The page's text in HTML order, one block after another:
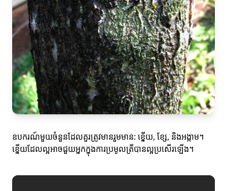
ឧបករណ៍មួយចំនួនដែលគួរត្រូវមានរួមមាន: ខ្នើយ, ខ្សែ, និងអង្កាម។
ខ្នើយដែលល្អអាចជួយអ្នកក្នុងការប្រមូលត្រីបានល្អប្រសើរឡើង។